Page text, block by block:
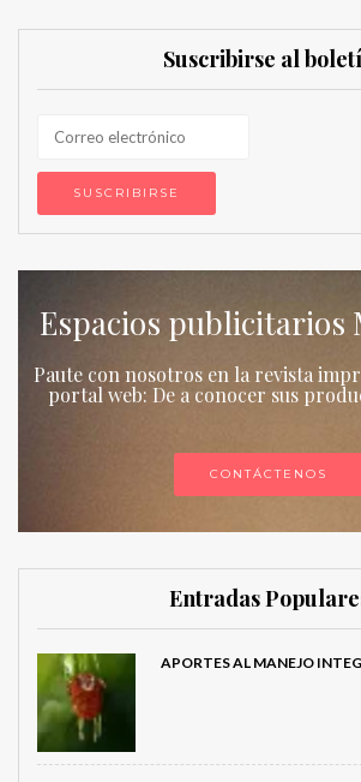
Suscribirse al
Espacios
Paute con nosotros en la revista
portal web: De a conocer sus
CONTÁCTENOS
Entradas
APORTES AL MANEJO